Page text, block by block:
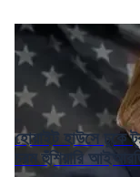
হোয়াইট হাউসে ঢুকে
চরম হুঁশিয়ারি